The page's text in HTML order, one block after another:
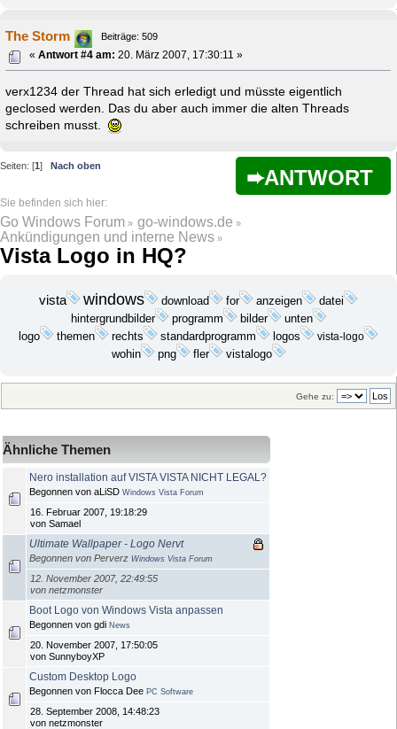
The Storm
Beiträge: 509
«Antwort #4 am: 20. März 2007, 17:30:11 »
verx1234 der Thread hat sich erledigt und müsste eigentlich
geclosed werden. Das du aber auch immer die alten Threads
schreiben musst.
ANTWORT
Seiten: [1] Nach oben
Go Windows Forum » go-windows.de »
Ankündigungen und interne News »
Vista Logo in HQ?
vista windows download for anzeigen datei
hintergrundbilder programm bilder
unten
logo
themen rechts standardprogramm logos
vista-logo
wohin
png fler vistalogo
Gehe zu:
Ähnliche Themen
Nero installation auf VISTA VISTA NICHT LEGAL?
Begonnen von aLiSD Windows Vista Forum
16. Februar 2007, 19:18:29
von Samael
Ultimate Wallpaper - Logo Nervt
Begonnen von Perverz Windows Vista Forum
12. November 2007, 22:49:55
von netzmonster
Boot Logo von Windows Vista anpassen
Begonnen von gdi News
20. November 2007, 17:50:05
von SunnyboyXP
Custom Desktop Logo
Begonnen von Flocca Dee PC Software
28. September 2008, 14:48:23
von netzmonster